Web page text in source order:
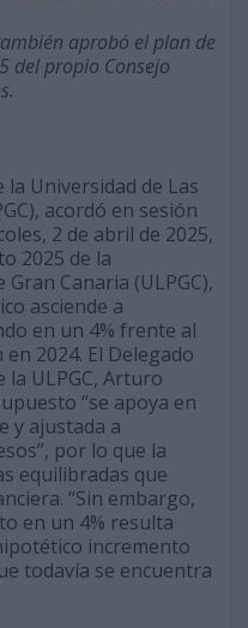
aprobó el plan de
del propio Consejo
la Universidad de Las
acordó en sesión
2 de abril de 2025,
2025 de la
Canaria (ULPGC),
asciende a
en un 4% frente al
2024. El Delegado
la ULPGC, Arturo
“se apoya en
y ajustada a
por lo que la
equilibradas que
“Sin embargo,
en un 4% resulta
incremento
todavía se encuentra